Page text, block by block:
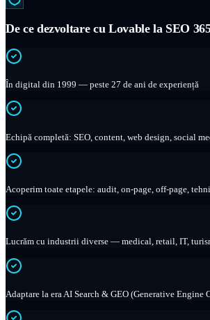
De ce dezvoltare cu Lovable la SEO
În digital din 1999 — peste 27 de ani de experiență
Echipă completă: SEO, content, web design, social
Acoperim toate etapele: audit, on-page, off-page,
Lucrăm cu industrii diverse — medical, retail, IT,
Adaptare la era AI Search & GEO (Generative Engine